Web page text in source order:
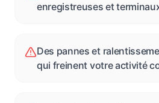
enregistreuses et
Des pannes et
qui freinent votre activité